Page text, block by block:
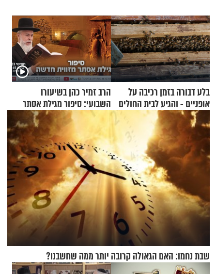
בלע דבורה בזמן רכיבה על
אופניים - והגיע לבית החולים
במצב מסכן חיים
הרב זמיר כהן בשיעורו
השבועי: סיפור מגילת אסתר
מזווית חדשה
שבת נחמו: האם הגאולה קרובה יותר ממה שחשבנו?